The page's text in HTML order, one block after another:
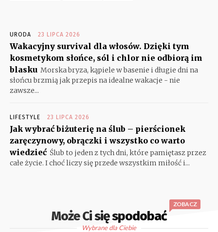
URODA 23 LIPCA 2026
Wakacyjny survival dla włosów. Dzięki tym
kosmetykom słońce, sól i chlor nie odbiorą im
blasku Morska bryza, kąpiele w basenie i długie dni na
słońcu brzmią jak przepis na idealne wakacje - nie
zawsze...
LIFESTYLE 23 LIPCA 2026
Jak wybrać biżuterię na ślub – pierścionek
zaręczynowy, obrączki i wszystko co warto
wiedzieć Ślub to jeden z tych dni, które pamiętasz przez
całe życie. I choć liczy się przede wszystkim miłość i...
Może Ci się spodobać
ZOBACZ
Wybrane dla Ciebie